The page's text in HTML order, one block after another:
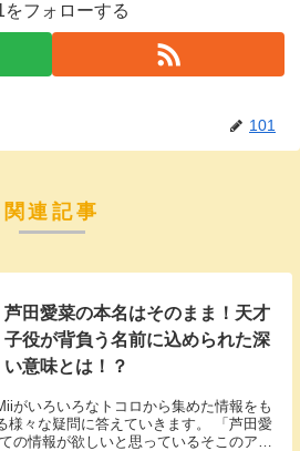
をフォローする
101
関連記事
芦田愛菜の本名はそのまま！天才
子役が背負う名前に込められた深
い意味とは！？
がいろいろなトコロから集めた情報をも
様々な疑問に答えていきます。 「芦田愛
の情報が欲しいと思っているそこのアナ